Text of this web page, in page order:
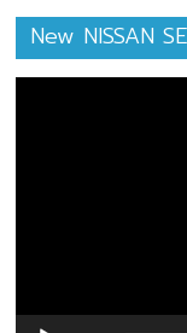
New NISSAN